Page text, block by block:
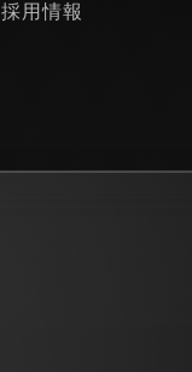
採用情報